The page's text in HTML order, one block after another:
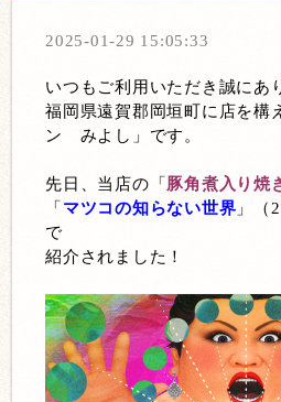
2025-01-29 15:05:33
いつもご利用いただき誠にあ
福岡県遠賀郡岡垣町に店を構
ン みよし」です。
先日、当店の「 豚角煮入り焼
「 マツコの知らない世界 」（
で
紹介されました！